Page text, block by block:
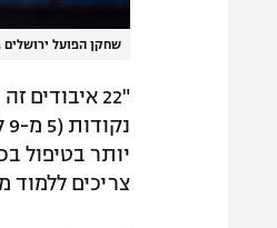
שחקן הפועל ירושלים
יותר בטיפול
צריכים